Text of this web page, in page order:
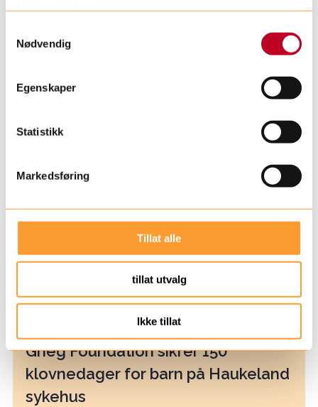
Nødvendig
Egenskaper
Statistikk
Markedsføring
Tillat alle
tillat utvalg
Ikke tillat
Grieg Foundation sikrer 150
klovnedager for barn på Haukeland
sykehus